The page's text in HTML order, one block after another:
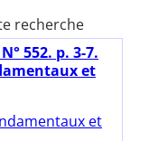
recherche
552. p. 3-7.
et
et